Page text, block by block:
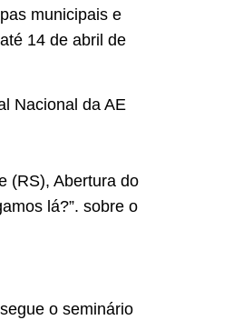
municipais e
14 de abril de
Nacional da AE
(RS), Abertura do
lá?”. sobre o
o seminário